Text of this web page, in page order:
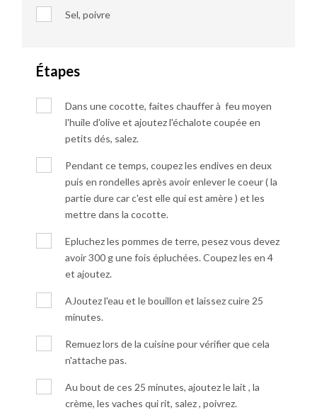
Sel, poivre
Étapes
Dans une cocotte, faites chauffer à feu moyen
l'huile d'olive et ajoutez l'échalote coupée en
petits dés, salez.
Pendant ce temps, coupez les endives en deux
puis en rondelles après avoir enlever le coeur ( la
partie dure car c'est elle qui est amère ) et les
mettre dans la cocotte.
Epluchez les pommes de terre, pesez vous devez
avoir 300 g une fois épluchées. Coupez les en 4
et ajoutez.
AJoutez l'eau et le bouillon et laissez cuire 25
minutes.
Remuez lors de la cuisine pour vérifier que cela
n'attache pas.
Au bout de ces 25 minutes, ajoutez le lait , la
crème, les vaches qui rit, salez , poivrez.